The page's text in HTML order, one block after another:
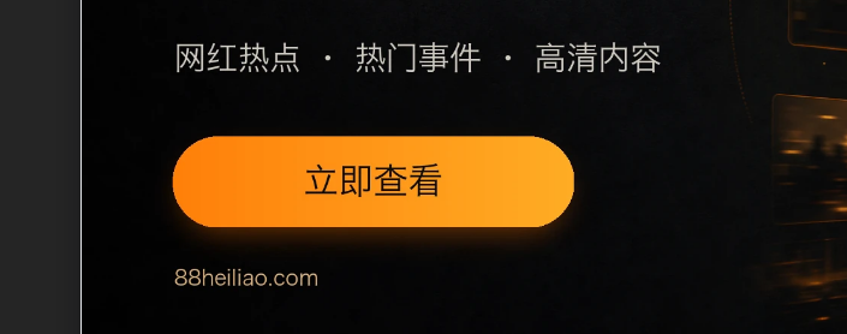
栏目内容归集
cription 长度检查。栏目内容按每日少量新增的方式持续扩展，每篇保留相关
作为本栏目的初始建设内容，主要用于补齐栏目深度、稳定内链结构，并为
为空或正文不足，将进入每日 SEO 检查清单自动修正。